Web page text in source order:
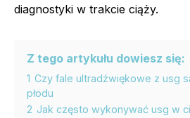
diagnostyki w trakcie ciąży.
Z tego artykułu dowiesz się:
1 Czy fale ultradźwiękowe z usg
płodu
2 Jak często wykonywać usg w